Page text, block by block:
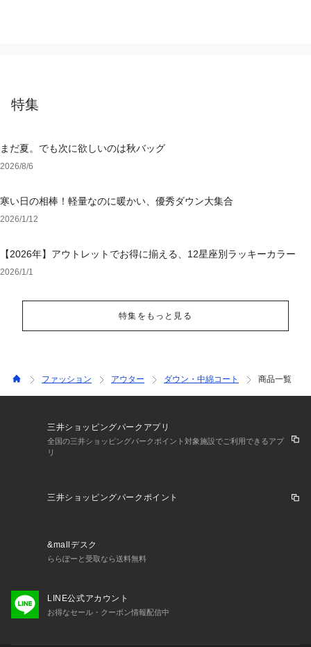
特集
まだ夏。でも次に欲しいのは秋バッグ
2026/8/6
寒い日の相棒！軽量なのに暖かい、優秀ダウン大集合
2026/1/12
【2026年】アウトレットでお得に揃える、12星座別ラッキーカラー
2026/1/1
特集をもっと見る
ファッション アウター ダウン・中綿コート 商品一覧
三井ショッピングパークアプリ
全国の三井ショッピングパークポイント対象施設でご利用できるアプ
リ
三井ショッピングパークポイント
&mallデスク
ららぽーと受取なら送料無料
LINE公式アカウント
お得なセール・クーポン情報配信中